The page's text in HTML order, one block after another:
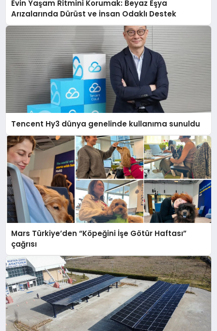
Evin Yaşam Ritmini Korumak: Beyaz Eşya
Arızalarında Dürüst ve İnsan Odaklı Destek
Tencent Hy3 dünya genelinde kullanıma sunuldu
Mars Türkiye’den “Köpeğini İşe Götür Haftası”
çağrısı